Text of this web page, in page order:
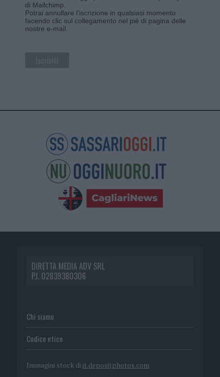
di Mailchimp
Potrai annullare l'iscrizione in qualsiasi momento
facendo clic sul collegamento nel piè di pagina delle
nostre e-mail.
DIRETTA MEDIA ADV SRL
P.I. 02839380306
Chi siamo
Codice etico
Immagini stock di it.depositphotos.com